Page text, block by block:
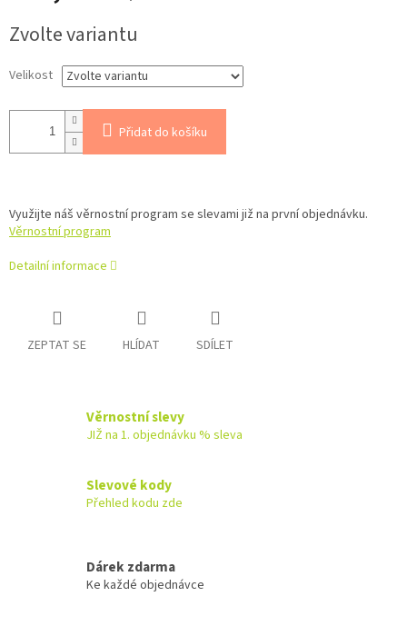
cena:
Zvolte variantu
Velikost
Přidat do košíku
Využijte náš věrnostní program se slevami již na první objednávku.
Věrnostní program
Detailní informace
ZEPTAT SE HLÍDAT SDÍLET
Věrnostní slevy
JIŽ na 1. objednávku % sleva
Slevové kody
Přehled kodu zde
Dárek zdarma
Ke každé objednávce